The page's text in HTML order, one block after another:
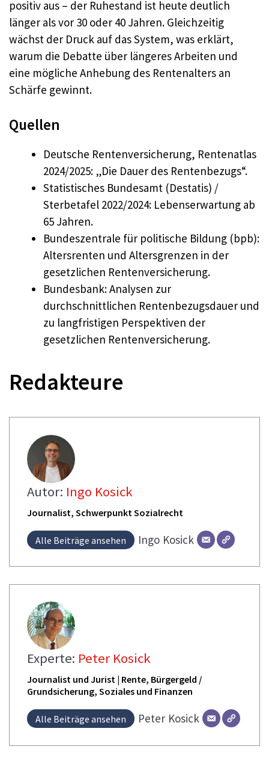
positiv aus – der Ruhestand ist heute deutlich
länger als vor 30 oder 40 Jahren. Gleichzeitig
wächst der Druck auf das System, was erklärt,
warum die Debatte über längeres Arbeiten und
eine mögliche Anhebung des Rentenalters an
Schärfe gewinnt.
Quellen
Deutsche Rentenversicherung, Rentenatlas
2024/2025: „Die Dauer des Rentenbezugs“.
Statistisches Bundesamt (Destatis) /
Sterbetafel 2022/2024: Lebenserwartung ab
65 Jahren.
Bundeszentrale für politische Bildung (bpb):
Altersrenten und Altersgrenzen in der
gesetzlichen Rentenversicherung.
Bundesbank: Analysen zur
durchschnittlichen Rentenbezugsdauer und
zu langfristigen Perspektiven der
gesetzlichen Rentenversicherung.
Redakteure
Autor: Ingo Kosick
Journalist, Schwerpunkt Sozialrecht
Alle Beiträge ansehen Ingo Kosick
Experte: Peter Kosick
Journalist und Jurist | Rente, Bürgergeld /
Grundsicherung, Soziales und Finanzen
Alle Beiträge ansehen Peter Kosick